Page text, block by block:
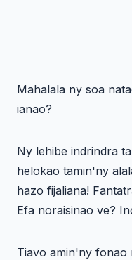
Mahalala ny soa
ianao?
Ny lehibe indrindra
helokao tamin'ny
hazo fijaliana!
Efa noraisinao ve?
Tiavo amin'ny fonao